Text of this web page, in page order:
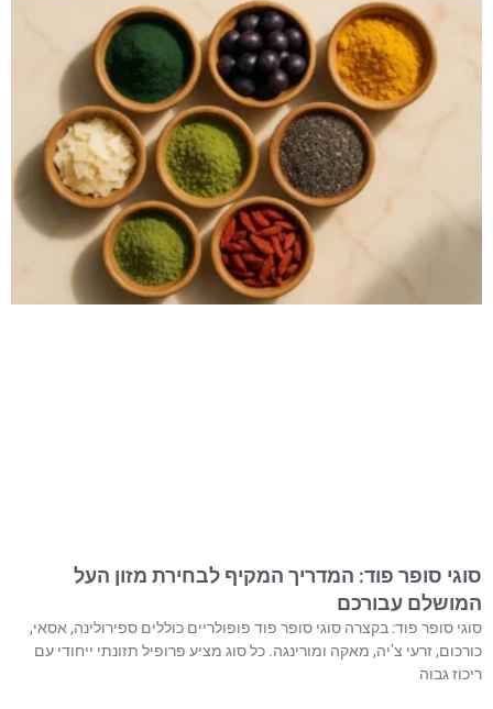
סוגי סופר פוד: המדריך המקיף לבחירת מזון העל
המושלם עבורכם
סוגי סופר פוד: בקצרה סוגי סופר פוד פופולריים כוללים ספירולינה, אסאי,
כורכום, זרעי צ’יה, מאקה ומורינגה. כל סוג מציע פרופיל תזונתי ייחודי עם
ריכוז גבוה